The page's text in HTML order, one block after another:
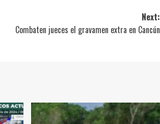
Next:
Combaten jueces el gravamen extra en Cancún